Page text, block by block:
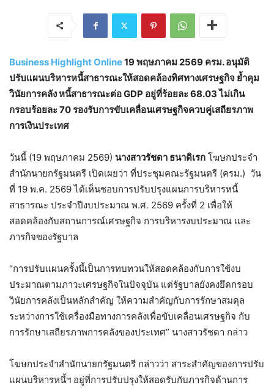
Business Highlight Online19 พฤษภาคม 2569 ครม. อนุมัติ
ปรับแผนบริหารหนี้สาธารณะให้สอดคล้องทิศทางเศรษฐกิจ ย้ำคุม
วินัยการคลัง หนี้สาธารณะต่อ GDP อยู่ที่ร้อยละ 68.03 ไม่เกิน
กรอบร้อยละ 70 รองรับการขับเคลื่อนเศรษฐกิจควบคู่เสถียรภาพ
การเงินประเทศ
วันนี้ (19 พฤษภาคม 2569) นางสาวรัชดา ธนาดิเรก โฆษกประจำ
สำนักนายกรัฐมนตรี เปิดเผยว่า ที่ประชุมคณะรัฐมนตรี (ครม.) วัน
ที่ 19 พ.ค. 2569 ได้เห็นชอบการปรับปรุงแผนการบริหารหนี้
สาธารณะ ประจำปีงบประมาณ พ.ศ. 2569 ครั้งที่ 2 เพื่อให้
สอดคล้องกับสถานการณ์เศรษฐกิจ การบริหารงบประมาณ และ
ภารกิจของรัฐบาล
“การปรับแผนครั้งนี้เป็นการทบทวนให้สอดคล้องกับการใช้งบ
ประมาณตามภาวะเศรษฐกิจในปัจจุบัน แต่รัฐบาลยังคงยึดกรอบ
วินัยการคลังเป็นหลักสำคัญ ให้ความสำคัญกับการรักษาสมดุล
ระหว่างการใช้เครื่องมือทางการคลังเพื่อขับเคลื่อนเศรษฐกิจ กับ
การรักษาเสถียรภาพการคลังของประเทศ” นางสาวรัชดา กล่าว
โฆษกประจำสำนักนายกรัฐมนตรี กล่าวว่า สาระสำคัญของการปรับ
แผนบริหารหนี้ฯ อยู่ที่การปรับปรุงให้สอดรับกับภารกิจด้านการ